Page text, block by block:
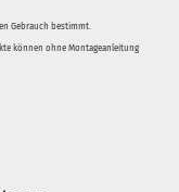
Gebrauch bestimmt.
können ohne Montageanleitung